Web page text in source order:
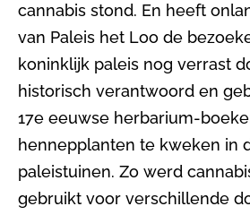
cannabis stond. En heeft
van Paleis het Loo de
koninklijk paleis nog verrast
historisch verantwoord en
17e eeuwse herbarium-
hennepplanten te kweken in
paleistuinen. Zo werd
gebruikt voor verschillende